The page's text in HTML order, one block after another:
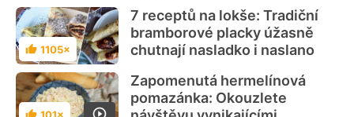
Hodnocení
1105×
7 receptů na lokše: Tradiční
bramborové placky úžasně
chutnají nasladko i naslano
Zapomenutá hermelínová
pomazánka: Okouzlete